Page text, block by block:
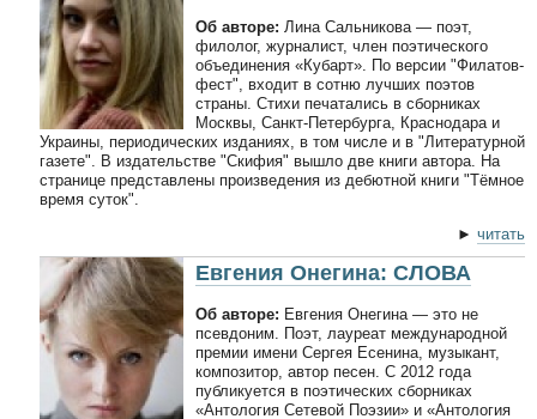
Об авторе: Лина Сальникова — поэт,
филолог, журналист, член поэтического
объединения «Кубарт». По версии "Филатов-
фест", входит в сотню лучших поэтов
страны. Стихи печатались в сборниках
Москвы, Санкт-Петербурга, Краснодара и
Украины, периодических изданиях, в том числе и в "Литературной
газете". В издательстве "Скифия" вышло две книги автора. На
странице представлены произведения из дебютной книги "Тёмное
время суток".
► читать
Евгения Онегина: СЛОВА
Об авторе: Евгения Онегина — это не
псевдоним. Поэт, лауреат международной
премии имени Сергея Есенина, музыкант,
композитор, автор песен. С 2012 года
публикуется в поэтических сборниках
«Антология Сетевой Поэзии» и «Антология